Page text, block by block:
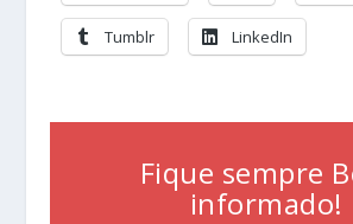
Tumblr LinkedIn
Fique sempre
informado!